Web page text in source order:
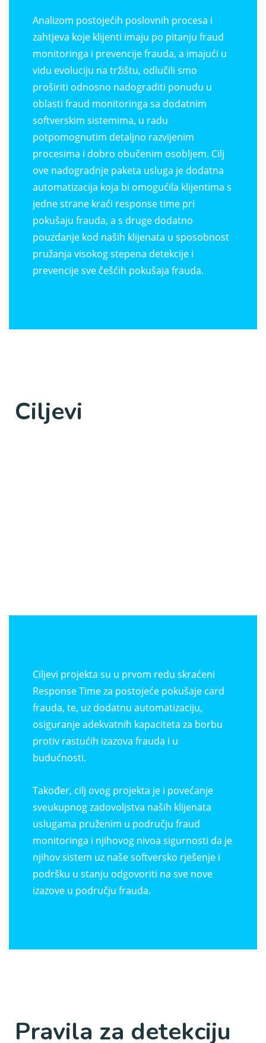
Analizom postojećih poslovnih procesa i
zahtjeva koje klijenti imaju po pitanju fraud
monitoringa i prevencije frauda, a imajući u
vidu evoluciju na tržištu, odlučili smo
proširiti odnosno nadograditi ponudu u
oblasti fraud monitoringa sa dodatnim
softverskim sistemima, u radu
potpomognutim detaljno razvijenim
procesima i dobro obučenim osobljem. Cilj
ove nadogradnje paketa usluga je dodatna
automatizacija koja bi omogućila klijentima s
jedne strane kraći response time pri
pokušaju frauda, a s druge dodatno
pouzdanje kod naših klijenata u sposobnost
pružanja visokog stepena detekcije i
prevencije sve češćih pokušaja frauda.
Ciljevi
Ciljevi projekta su u prvom redu skraćeni
Response Time za postojeće pokušaje card
frauda, te, uz dodatnu automatizaciju,
osiguranje adekvatnih kapaciteta za borbu
protiv rastućih izazova frauda i u
budućnosti.
Također, cilj ovog projekta je i povećanje
sveukupnog zadovoljstva naših klijenata
uslugama pruženim u području fraud
monitoringa i njihovog nivoa sigurnosti da je
njihov sistem uz naše softversko rješenje i
podršku u stanju odgovoriti na sve nove
izazove u području frauda.
Pravila za detekciju